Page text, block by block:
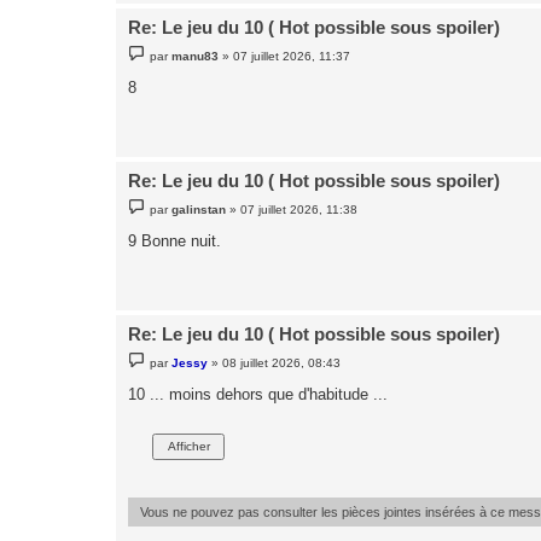
Re: Le jeu du 10 ( Hot possible sous spoiler)
e
parmanu83 »07 juillet 2026, 11:37
8
Re: Le jeu du 10 ( Hot possible sous spoiler)
e
s
s
pargalinstan »07 juillet 2026, 11:38
9 Bonne nuit.
Re: Le jeu du 10 ( Hot possible sous spoiler)
e
s
parJessy »08 juillet 2026, 08:43
10 ... moins dehors que d'habitude ...
Vous ne pouvez pas consulter les pièces jointes insérées à ce